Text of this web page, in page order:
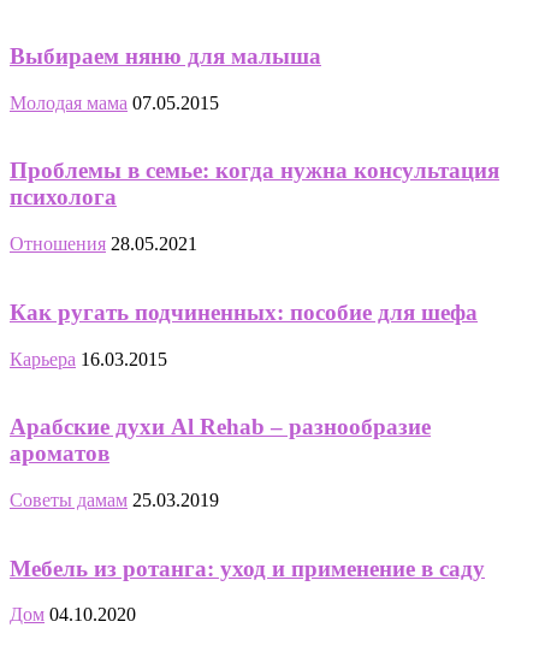
Выбираем няню для малыша
Молодая мама 07.05.2015
Проблемы в семье: когда нужна консультация
психолога
Отношения 28.05.2021
Как ругать подчиненных: пособие для шефа
Карьера 16.03.2015
Арабские духи Al Rehab – разнообразие
ароматов
Советы дамам 25.03.2019
Мебель из ротанга: уход и применение в саду
Дом 04.10.2020